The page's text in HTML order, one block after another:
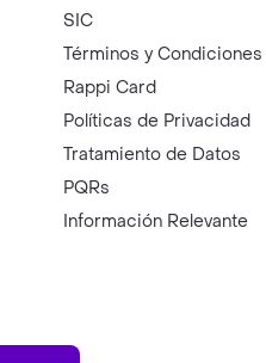
SIC
Términos y Condiciones
Rappi Card
Políticas de Privacidad
Tratamiento de Datos
PQRs
Información Relevante
AppGallery